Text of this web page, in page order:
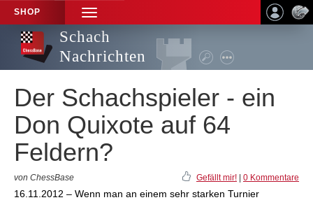
SHOP
TOGGLE
NAVIGATION
Schach
Nachrichten
Der Schachspieler - ein
Don Quixote auf 64
Feldern?
von ChessBase Gefällt mir! 0 Kommentare
16.11.2012 – Wenn man an einem sehr starken Turnier